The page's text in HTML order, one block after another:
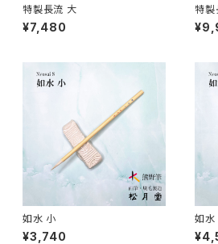
白圭 / HAKKEI(line,color,crafts)
蒔絵筆 / MAKIE
円山筆 / Maruyama Fude
オロンピー筆 / Oronpy Fude
平筆 / Hirafude (flat brush)
工芸
特製長流 大
¥7,480
特製
如水 小
¥3,740
如水